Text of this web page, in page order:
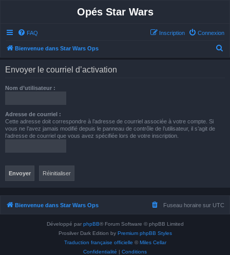
Opés Star Wars
FAQ Connexion
Inscription
Bienvenue dans Star Wars Ops
Envoyer le courriel d’activation
Nom d’utilisateur :
Adresse de courriel :
Cette adresse doit correspondre à l’adresse de courriel associée à votre compte. Si
vous ne l’avez jamais modifié depuis le panneau de contrôle de l’utilisateur, il s’agit de
l’adresse de courriel que vous avez spécifiée lors de votre inscription.
Bienvenue dans Star Wars Ops Fuseau horaire sur UTC
Développé par phpBB® Forum Software © phpBB Limited
Prosilver Dark Edition by Premium phpBB Styles
Traduction française officielle © Miles Cellar
Confidentialité | Conditions